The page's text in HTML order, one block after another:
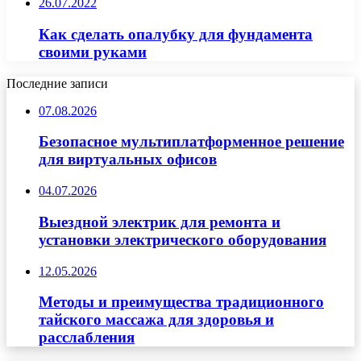
26.07.2022
Как сделать опалубку для фундамента
своими руками
Последние записи
07.08.2026
Безопасное мультиплатформенное решение
для виртуальных офисов
04.07.2026
Выездной электрик для ремонта и
установки электрического оборудования
12.05.2026
Методы и преимущества традиционного
тайского массажа для здоровья и
расслабления